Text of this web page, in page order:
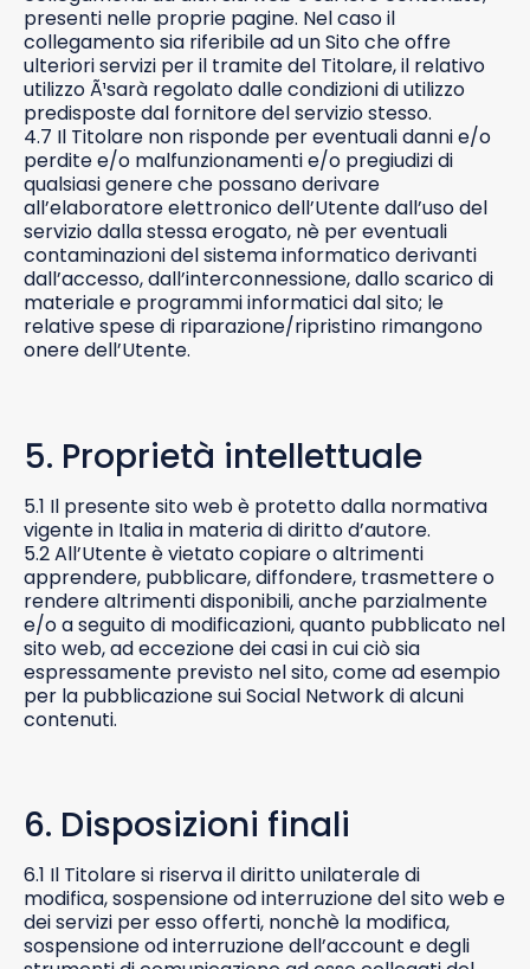
presenti nelle proprie pagine. Nel caso il
collegamento sia riferibile ad un Sito che offre
ulteriori servizi per il tramite del Titolare, il relativo
utilizzo Ã¹sarà regolato dalle condizioni di utilizzo
predisposte dal fornitore del servizio stesso.
4.7 Il Titolare non risponde per eventuali danni e/o
perdite e/o malfunzionamenti e/o pregiudizi di
qualsiasi genere che possano derivare
all’elaboratore elettronico dell’Utente dall’uso del
servizio dalla stessa erogato, nè per eventuali
contaminazioni del sistema informatico derivanti
dall’accesso, dall’interconnessione, dallo scarico di
materiale e programmi informatici dal sito; le
relative spese di riparazione/ripristino rimangono
onere dell’Utente.
5. Proprietà intellettuale
5.1 Il presente sito web è protetto dalla normativa
vigente in Italia in materia di diritto d’autore.
5.2 All’Utente è vietato copiare o altrimenti
apprendere, pubblicare, diffondere, trasmettere o
rendere altrimenti disponibili, anche parzialmente
e/o a seguito di modificazioni, quanto pubblicato nel
sito web, ad eccezione dei casi in cui ciò sia
espressamente previsto nel sito, come ad esempio
per la pubblicazione sui Social Network di alcuni
contenuti.
6. Disposizioni finali
6.1 Il Titolare si riserva il diritto unilaterale di
modifica, sospensione od interruzione del sito web e
dei servizi per esso offerti, nonchè la modifica,
sospensione od interruzione dell’account e degli